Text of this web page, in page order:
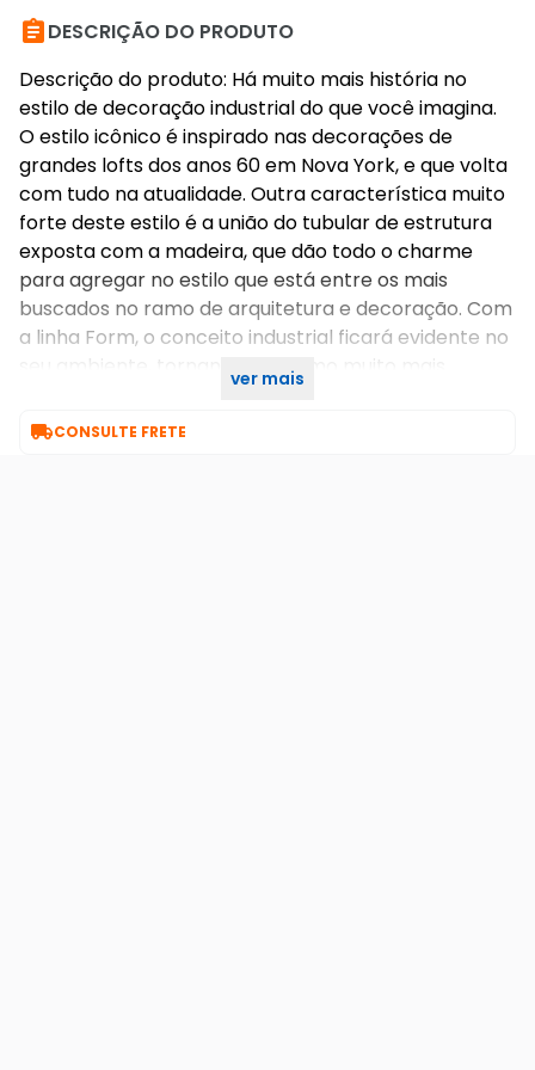
DESCRIÇÃO DO PRODUTO
Descrição do produto: Há muito mais história no
estilo de decoração industrial do que você imagina.
O estilo icônico é inspirado nas decorações de
grandes lofts dos anos 60 em Nova York, e que volta
com tudo na atualidade. Outra característica muito
forte deste estilo é a união do tubular de estrutura
exposta com a madeira, que dão todo o charme
para agregar no estilo que está entre os mais
buscados no ramo de arquitetura e decoração. Com
a linha Form, o conceito industrial ficará evidente no
seu ambiente, tornando o mesmo muito mais
ver mais
CONSULTE FRETE